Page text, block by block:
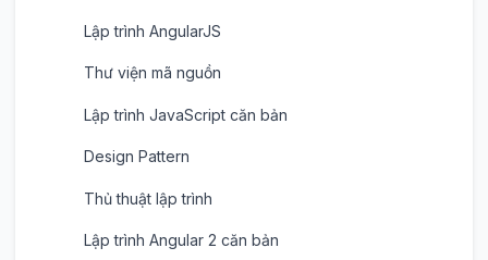
Lập trình AngularJS
Thư viện mã nguồn
Lập trình JavaScript căn bản
Design Pattern
Thủ thuật lập trình
Lập trình Angular 2 căn bản